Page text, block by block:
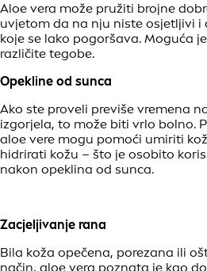
Aloe vera može pružiti brojne
uvjetom da na nju niste osjetljivi i
koje se lako pogoršava. Moguća
različite tegobe.
Opekline od sunca
Ako ste proveli previše vremena
izgorjela, to može biti vrlo bolno.
aloe vere mogu pomoći umiriti
hidrirati kožu – što je osobito
nakon opeklina od sunca.
Zacjeljivanje rana
Bila koža opečena, porezana ili
način, aloe vera poznata je kao